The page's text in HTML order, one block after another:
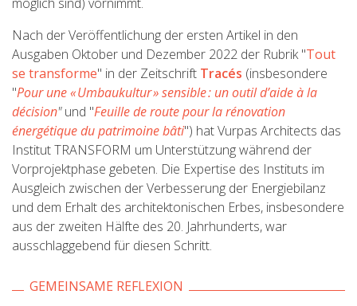
Nach der Veröffentlichung der ersten Artikel in den
Ausgaben Oktober und Dezember 2022 der Rubrik "Tout
se transforme" in der Zeitschrift Tracés (insbesondere
"Pour une « Umbaukultur » sensible : un outil d’aide à la
décision"und "Feuille de route pour la rénovation
énergétique du patrimoine bâti") hat Vurpas Architects das
Institut TRANSFORM um Unterstützung während der
Vorprojektphase gebeten. Die Expertise des Instituts im
Ausgleich zwischen der Verbesserung der Energiebilanz
und dem Erhalt des architektonischen Erbes, insbesondere
aus der zweiten Hälfte des 20. Jahrhunderts, war
ausschlaggebend für diesen Schritt.
GEMEINSAME REFLEXION